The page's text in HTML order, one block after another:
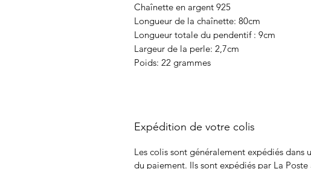
Chaînette en argent 925
Longueur de la chaînette: 80cm
Longueur totale du pendentif : 9cm
Largeur de la perle: 2,7cm
Poids: 22 grammes
Expédition de votre colis
Les colis sont généralement expédiés
du paiement. Ils sont expédiés par La